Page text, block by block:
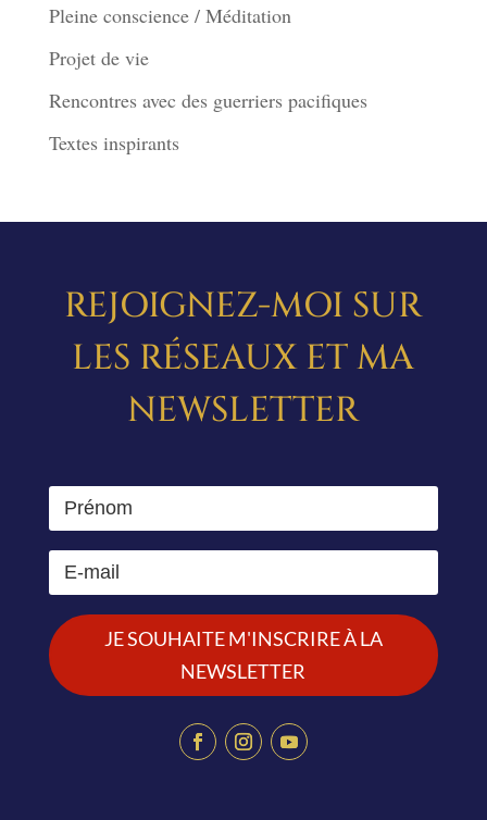
Pleine conscience / Méditation
Projet de vie
Rencontres avec des guerriers pacifiques
Textes inspirants
REJOIGNEZ-MOI SUR
LES RÉSEAUX ET MA
NEWSLETTER
JE SOUHAITE M'INSCRIRE À LA
NEWSLETTER